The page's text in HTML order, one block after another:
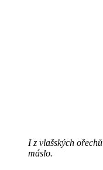
I z vlašských
máslo.